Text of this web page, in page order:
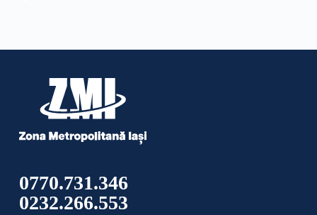
0770.731.346
0232.266.553